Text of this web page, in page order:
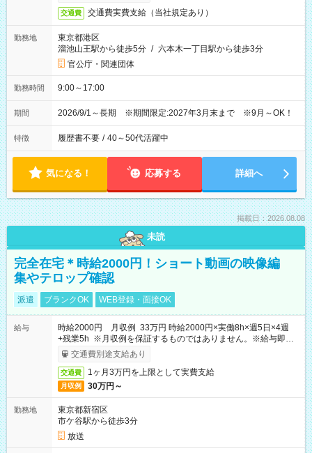
交通費 交通費実費支給（当社規定あり）
勤務地
東京都港区
溜池山王駅から徒歩5分 / 六本木一丁目駅から徒歩3分
官公庁・関連団体
勤務時間 9:00～17:00
期間 2026/9/1～長期 ※期間限定:2027年3月末まで ※9月～OK！
特徴 履歴書不要 / 40～50代活躍中
気になる！ 応募する 詳細へ
掲載日：2026.08.08
未読
完全在宅＊時給2000円！ショート動画の映像編
集やテロップ確認
派遣 ブランクOK WEB登録・面接OK
給与
時給2000円 月収例 33万円 時給2000円×実働8h×週5日×4週
+残業5h ※月収例を保証するものではありません。※給与即受
取りサービス利用可（利用条件有）
交通費別途支給あり
交通費 1ヶ月3万円を上限として実費支給
月収例 30万円～
勤務地
東京都新宿区
市ケ谷駅から徒歩3分
放送